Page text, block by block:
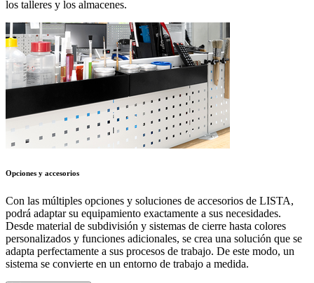
los talleres y los almacenes.
Opciones y accesorios
Con las múltiples opciones y soluciones de accesorios de LISTA,
podrá adaptar su equipamiento exactamente a sus necesidades.
Desde material de subdivisión y sistemas de cierre hasta colores
personalizados y funciones adicionales, se crea una solución que se
adapta perfectamente a sus procesos de trabajo. De este modo, un
sistema se convierte en un entorno de trabajo a medida.